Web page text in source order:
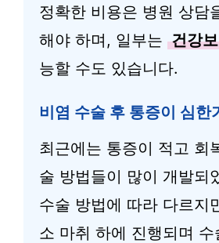
정확한 비용은 병원 상담
해야 하며, 일부는 건강
능할 수도 있습니다.
비염 수술 후 통증이 심한
최근에는 통증이 적고 회
술 방법들이 많이 개발되
수술 방법에 따라 다르지
소 마취 하에 진행되며 수